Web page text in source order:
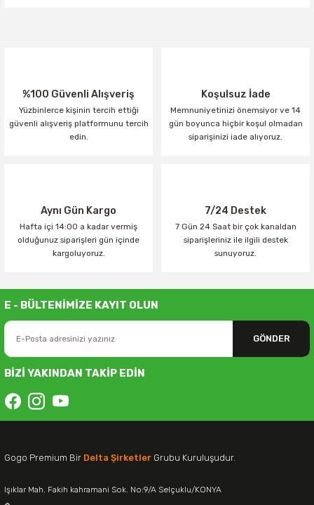
%100 Güvenli Alışveriş
Yüzbinlerce kişinin tercih ettiği
güvenli alışveriş platformunu tercih
edin.
Koşulsuz İade
Memnuniyetinizi önemsiyor ve 14
gün boyunca hiçbir koşul olmadan
siparişinizi iade alıyoruz.
Aynı Gün Kargo
Hafta içi 14:00 a kadar vermiş
olduğunuz siparişleri gün içinde
kargoluyoruz.
7/24 Destek
7 Gün 24 Saat bir çok kanaldan
siparişleriniz ile ilgili destek
sunuyoruz.
E - BÜLTENİMİZE KAYIT OLUN
GÖNDER
BİZİ YAKINDAN TAKİP EDİN
Gogo Premium Bir Delta Şirketler Grubu Kuruluşudur.
Işıklar Mah. Fakih kahramani Sok. No:9/A Selçuklu/KONYA